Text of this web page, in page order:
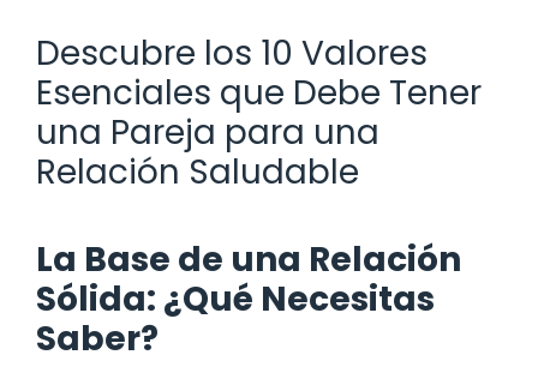
Descubre los 10 Valores
Esenciales que Debe Tener
una Pareja para una
Relación Saludable
La Base de una Relación
Sólida: ¿Qué Necesitas
Saber?